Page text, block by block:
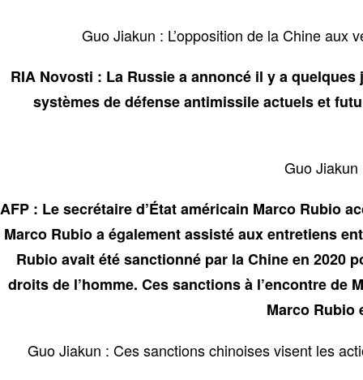
Guo Jiakun : L’opposition de la Chine aux
RIA Novosti : La Russie a annoncé il y a
systèmes de défense antimissile actuels et
Guo
AFP : Le secrétaire d’État américain Marco Rubio
Marco Rubio a également assisté aux entretiens
Rubio avait été sanctionné par la Chine en 2020
droits de l’homme. Ces sanctions à l’encontre
Marco Rubio
Guo Jiakun : Ces sanctions chinoises visent les